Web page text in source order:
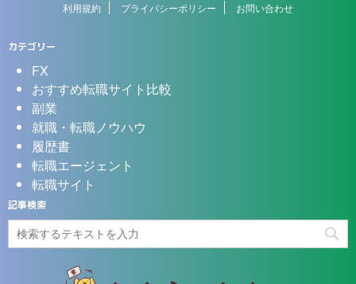
利用規約 プライバシーポリシー お問い合わせ
カテゴリー
FX
おすすめ転職サイト比較
副業
就職・転職ノウハウ
履歴書
転職エージェント
転職サイト
記事検索